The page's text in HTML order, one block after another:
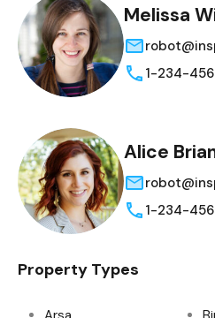
Melissa
1-234-
Alice
1-234-
Property Types